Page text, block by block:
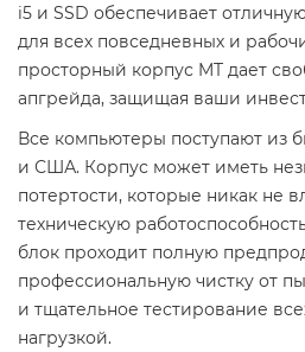
i5 и SSD обеспечивает
для всех повседневных и
просторный корпус MT дает
апгрейда, защищая ваши
Все компьютеры поступают из
и США. Корпус может иметь
потертости, которые никак не
техническую
блок проходит полную
профессиональную чистку от
и тщательное тестирование
нагрузкой.